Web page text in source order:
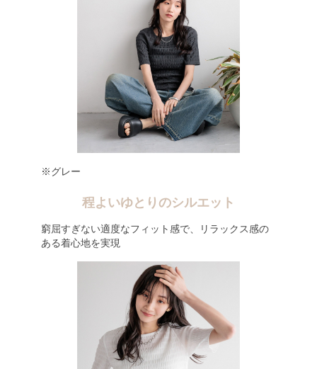
※グレー
程よいゆとりのシルエット
窮屈すぎない適度なフィット感で、リラックス感の
ある着心地を実現